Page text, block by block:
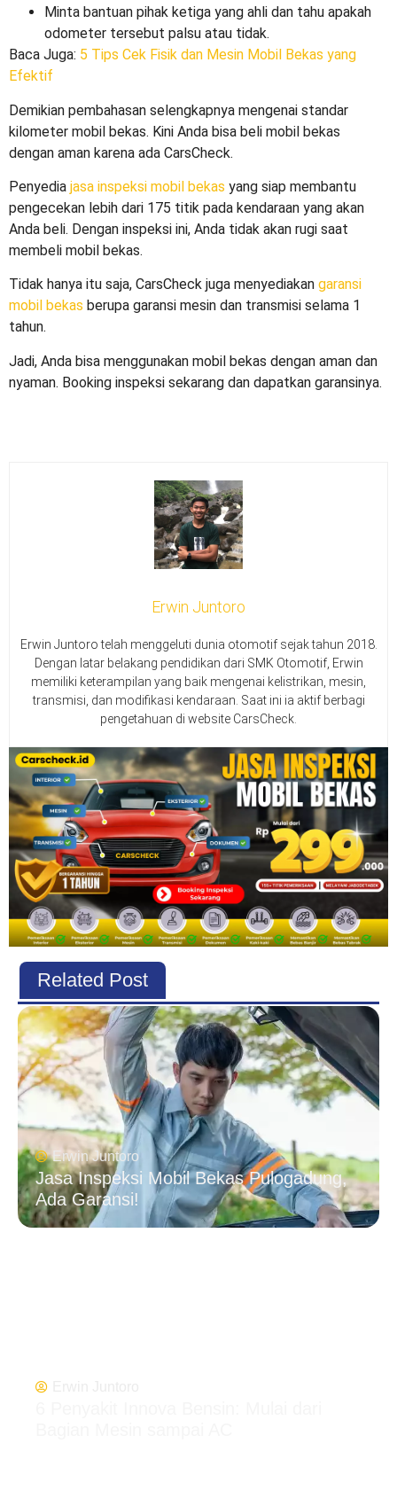
Minta bantuan pihak ketiga yang ahli dan tahu apakah
odometer tersebut palsu atau tidak.
Baca Juga: 5 Tips Cek Fisik dan Mesin Mobil Bekas yang
Efektif
Demikian pembahasan selengkapnya mengenai standar
kilometer mobil bekas. Kini Anda bisa beli mobil bekas
dengan aman karena ada CarsCheck.
Penyedia jasa inspeksi mobil bekas yang siap membantu
pengecekan lebih dari 175 titik pada kendaraan yang akan
Anda beli. Dengan inspeksi ini, Anda tidak akan rugi saat
membeli mobil bekas.
Tidak hanya itu saja, CarsCheck juga menyediakan garansi
mobil bekas berupa garansi mesin dan transmisi selama 1
tahun.
Jadi, Anda bisa menggunakan mobil bekas dengan aman dan
nyaman. Booking inspeksi sekarang dan dapatkan garansinya.
Erwin Juntoro
Erwin Juntoro telah menggeluti dunia otomotif sejak tahun 2018.
Dengan latar belakang pendidikan dari SMK Otomotif, Erwin
memiliki keterampilan yang baik mengenai kelistrikan, mesin,
transmisi, dan modifikasi kendaraan. Saat ini ia aktif berbagi
pengetahuan di website CarsCheck.
Erwin Juntoro
Jasa Inspeksi Mobil Bekas Pulogadung,
Ada Garansi!
Related Post